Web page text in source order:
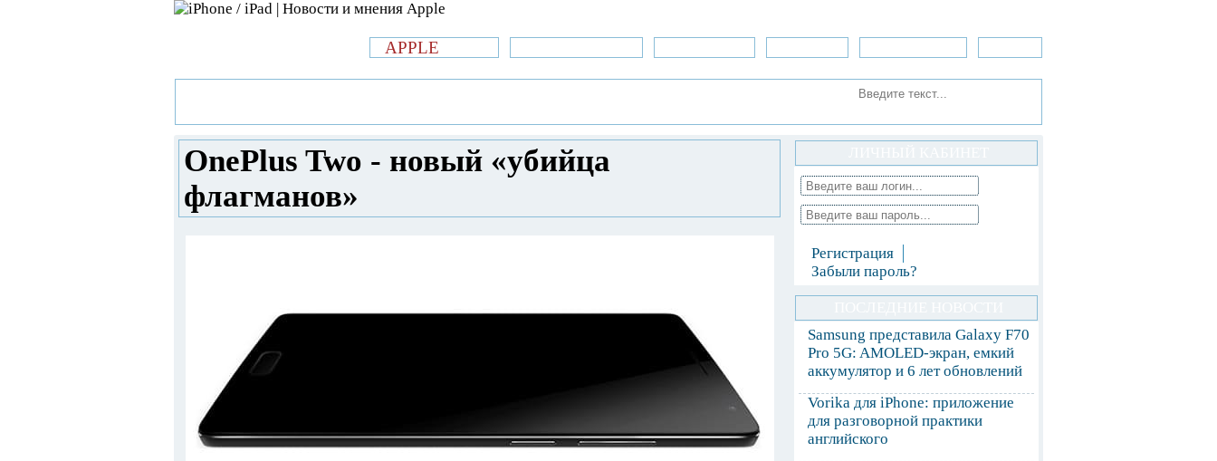
APPLE
OnePlus Two - новый «убийца
флагманов»
Регистрация
Забыли пароль?
Samsung представила Galaxy F70
Pro 5G: AMOLED-экран, емкий
аккумулятор и 6 лет обновлений
Vorika для iPhone: приложение
для разговорной практики
английского